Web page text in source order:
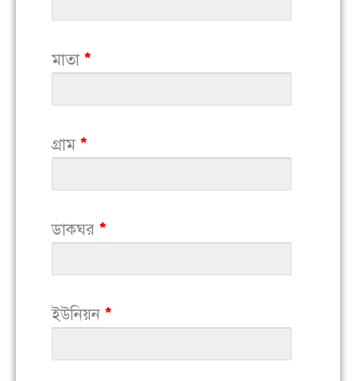
মাতা *
গ্রাম *
ডাকঘর *
ইউনিয়ন *